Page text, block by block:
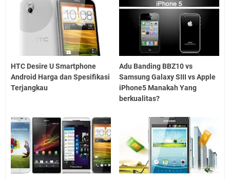
HTC Desire U Smartphone
Android Harga dan Spesifikasi
Terjangkau
Adu Banding BBZ10 vs
Samsung Galaxy SIII vs Apple
iPhone5 Manakah Yang
berkualitas?